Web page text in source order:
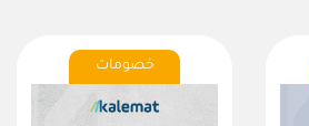
خصومات